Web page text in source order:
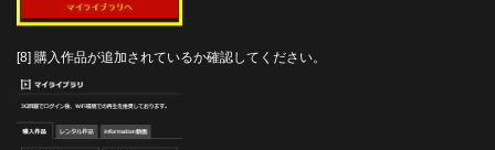
[8] 購入作品が追加されているか確認してください。